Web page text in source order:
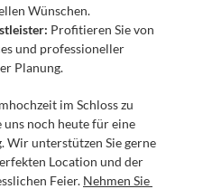
Wünschen.
Profitieren Sie von
und professioneller
Planung.
im Schloss zu
uns noch heute für eine
Wir unterstützen Sie gerne
Location und der
Feier. Nehmen Sie